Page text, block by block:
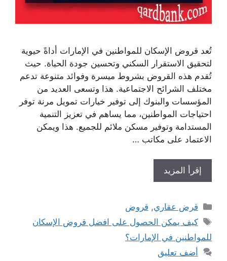
تُعد قروض الإسكان للمواطنين في الإمارات أداةً حيوية
لتحقيق الاستقرار السكني وتحسين جودة الحياة. حيث
تُقدم هذه القروض بشروط ميسرة وفوائد متنوعة تدعم
مختلف الشرائح الاجتماعية. هذا وتسعى العديد من
المؤسسات والبنوك إلى توفير خيارات تمويل مرنة توفر
احتياجات المواطنين، مما يساهم في تعزيز التنمية
المستدامة وتوفير مسكن ملائم للجميع. هذا ويمكن
الاعتماد على مكاتب …
إقرأ المزيد
التصنيفات
قرض عقاري, قروض
الوسوم
كيف يمكن الحصول على افضل قروض الإسكان
للمواطنين في الإمارات؟
أضف تعليق